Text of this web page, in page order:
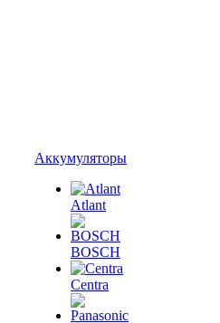
Аккумуляторы
Atlant
BOSCH
Centra